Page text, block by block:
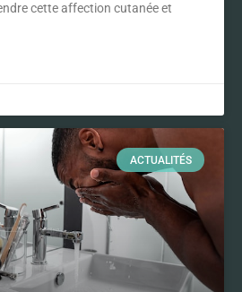
cette affection cutanée et
ACTUALITÉS